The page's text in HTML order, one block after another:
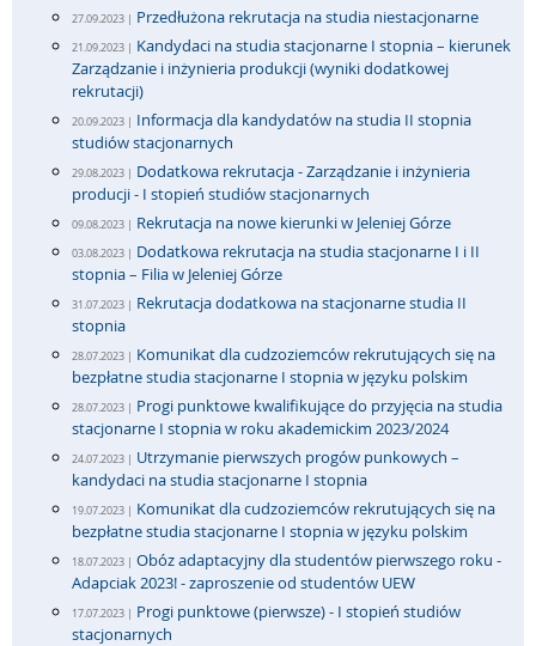
27.09.2023 | Przedłużona rekrutacja na studia niestacjonarne
21.09.2023 | Kandydaci na studia stacjonarne I stopnia – kierunek
Zarządzanie i inżynieria produkcji (wyniki dodatkowej
rekrutacji)
20.09.2023 | Informacja dla kandydatów na studia II stopnia
studiów stacjonarnych
29.08.2023 | Dodatkowa rekrutacja - Zarządzanie i inżynieria
producji - I stopień studiów stacjonarnych
09.08.2023 | Rekrutacja na nowe kierunki w Jeleniej Górze
03.08.2023 | Dodatkowa rekrutacja na studia stacjonarne I i II
stopnia – Filia w Jeleniej Górze
31.07.2023 | Rekrutacja dodatkowa na stacjonarne studia II
stopnia
28.07.2023 | Komunikat dla cudzoziemców rekrutujących się na
bezpłatne studia stacjonarne I stopnia w języku polskim
28.07.2023 | Progi punktowe kwalifikujące do przyjęcia na studia
stacjonarne I stopnia w roku akademickim 2023/2024
24.07.2023 | Utrzymanie pierwszych progów punkowych –
kandydaci na studia stacjonarne I stopnia
19.07.2023 | Komunikat dla cudzoziemców rekrutujących się na
bezpłatne studia stacjonarne I stopnia w języku polskim
18.07.2023 | Obóz adaptacyjny dla studentów pierwszego roku -
Adapciak 2023! - zaproszenie od studentów UEW
17.07.2023 | Progi punktowe (pierwsze) - I stopień studiów
stacjonarnych